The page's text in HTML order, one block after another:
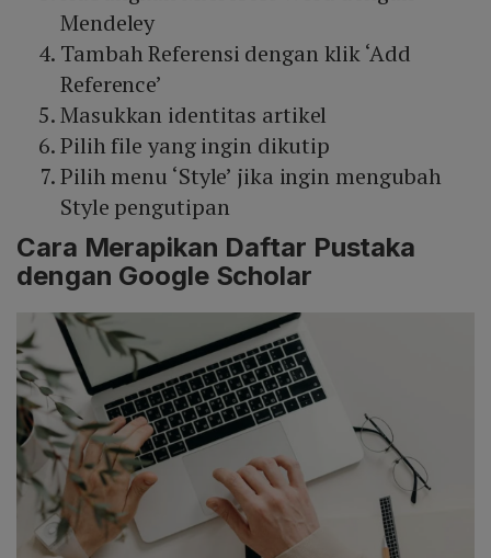
Mendeley
Tambah Referensi dengan klik ‘Add
Reference’
Masukkan identitas artikel
Pilih file yang ingin dikutip
Pilih menu ‘Style’ jika ingin mengubah
Style pengutipan
Cara Merapikan Daftar Pustaka
dengan Google Scholar